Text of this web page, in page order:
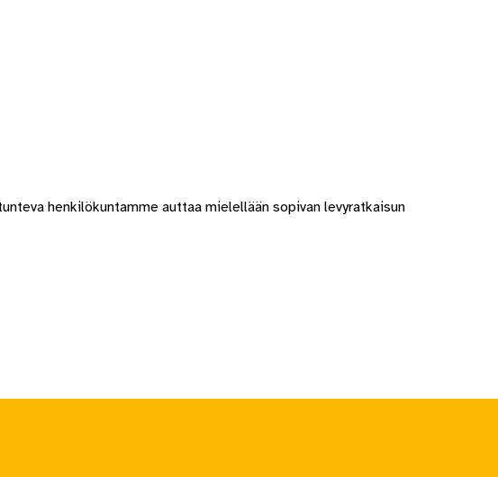
henkilökuntamme auttaa mielellään sopivan levyratkaisun